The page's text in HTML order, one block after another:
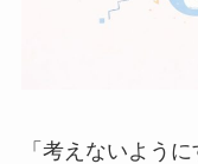
「考えないよう